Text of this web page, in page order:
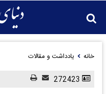
خانه یادداشت و مقالات